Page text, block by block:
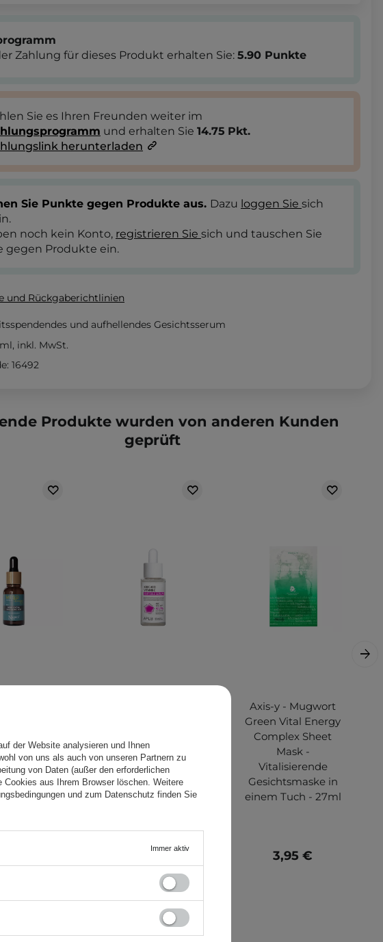
Zahlung für dieses Produkt erhalten Sie: 5.90 Punkte
Sie es Ihren Freunden weiter im
und erhalten Sie 14.75 Pkt.
herunterladen
Sie Punkte gegen Produkte aus. Dazu loggen Sie sich
noch kein Konto, registrieren Sie sich und tauschen Sie
gegen Produkte ein.
und Rückgaberichtlinien
und aufhellendes Gesichtsserum
, inkl. MwSt.
16492
Produkte wurden von anderen Kunden
geprüft
- 15ml
Revitalisierendes
Gesichtsserum -
40ml
10,50 €
Axis-y - Mugwort
Green Vital Energy
Complex Sheet
Mask -
Vitalisierende
Gesichtsmaske in
einem Tuch - 27ml
3,95 €
der Website analysieren und Ihnen
von uns als auch von unseren Partnern zu
von Daten (außer den erforderlichen
aus Ihrem Browser löschen. Weitere
und zum Datenschutz finden Sie
Immer aktiv